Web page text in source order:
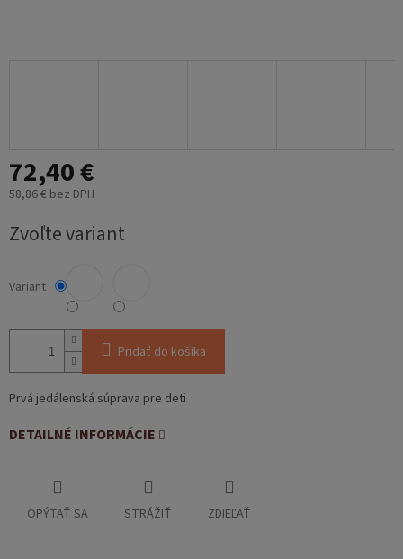
72,40 €
58,86 € bez DPH
cena:
Zvoľte variant
Variant
Pridať do košíka
Prvá jedálenská súprava pre deti
DETAILNÉ INFORMÁCIE
OPÝTAŤ SA STRÁŽIŤ ZDIEĽAŤ